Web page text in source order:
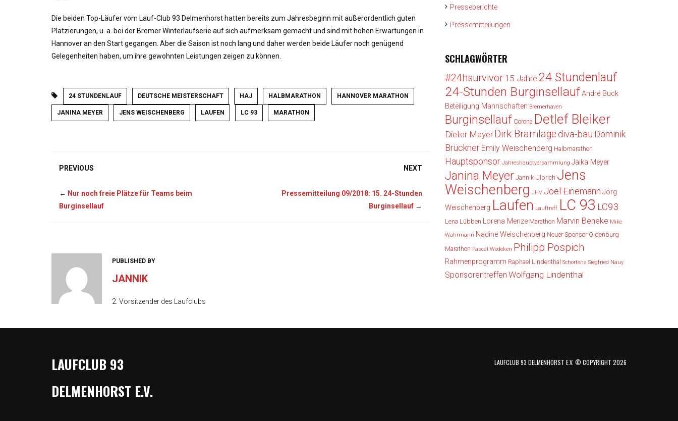
Die beiden Top-Läufer vom Lauf-Club 93 Delmenhorst hatten bereits zum Jahresbeginn mit außerordentlich guten
Platzierungen, u. a. bei der Bremer Winterlaufserie auf sich aufmerksam gemacht und sind mit hohen Erwartungen in
Hannover an den Start gegangen. Aber die Saison ist noch lang und daher werden beide Läufer noch genügend
Gelegenheiten haben, um ihre gewohnten Leistungen zeigen zu können.
24 STUNDENLAUF DEUTSCHE MEISTERSCHAFT HAJ HALBMARATHON HANNOVER MARATHON
JANINA MEYER JENS WEISCHENBERG LAUFEN LC 93 MARATHON
PREVIOUS
← Nur noch freie Plätze für Teams beim
Burginsellauf
NEXT
Pressemitteilung 09/2018: 15. 24-Stunden
Burginsellauf →
PUBLISHED BY
JANNIK
2. Vorsitzender des Laufclubs
Presseberichte
Pressemitteilungen
SCHLAGWÖRTER
#24hsurvivor 15 Jahre 24 Stundenlauf
24-Stunden BurginsellaufAndré Buck
Beteiligung Mannschaften Bremerhaven
Burginsellauf Corona Detlef Bleiker
Dieter Meyer Dirk Bramlagediva-bau Dominik
Brückner Emily Weischenberg Halbmarathon
Hauptsponsor Jahreshauptversammlung Jaika Meyer
Janina Meyer Jannik Ulbrich Jens
Weischenberg JHV Joel Einemann Jörg
Weischenberg Laufen Lauftreff LC 93 LC93
Lena Lübben Lorena Menze Marathon Marvin Beneke Mike
Wahrmann Nadine Weischenberg Neuer Sponsor Oldenburg
Marathon Pascal Wedeken Philipp Pospich
Rahmenprogramm Raphael Lindenthal Schortens Siegfried Nauy
Sponsorentreffen Wolfgang Lindenthal
LAUFCLUB 93
DELMENHORST E.V.
LAUFCLUB 93 DELMENHORST E.V. © COPYRIGHT 2026